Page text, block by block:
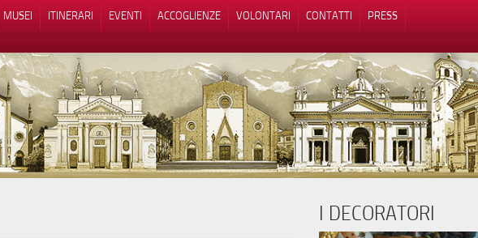
MUSEI ITINERARI EVENTI ACCOGLIENZE VOLONTARI CONTATTI
PRESS
I DECORATORI
Le tue preferenze relative alla privacy